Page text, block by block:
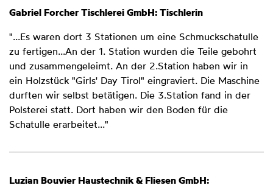
Gabriel Forcher Tischlerei GmbH: Tischlerin
"...Es waren dort 3 Stationen um eine Schmuckschatulle
zu fertigen...An der 1. Station wurden die Teile gebohrt
und zusammengeleimt. An der 2.Station haben wir in
ein Holzstück "Girls' Day Tirol" eingraviert. Die Maschine
durften wir selbst betätigen. Die 3.Station fand in der
Polsterei statt. Dort haben wir den Boden für die
Schatulle erarbeitet..."
Luzian Bouvier Haustechnik & Fliesen GmbH: